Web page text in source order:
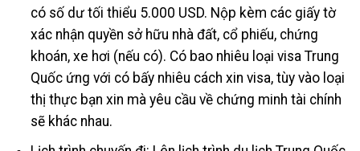
có số dư tối thiểu 5.000 USD. Nộp kèm các giấy tờ
xác nhận quyền sở hữu nhà đất, cổ phiếu, chứng
khoán, xe hơi (nếu có). Có bao nhiêu loại visa Trung
Quốc ứng với có bấy nhiêu cách xin visa, tùy vào loại
thị thực bạn xin mà yêu cầu về chứng minh tài chính
sẽ khác nhau.